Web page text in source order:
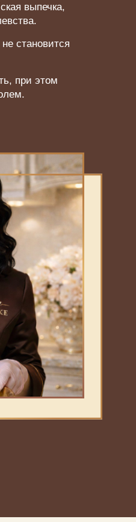
выпечка,
становится
при этом